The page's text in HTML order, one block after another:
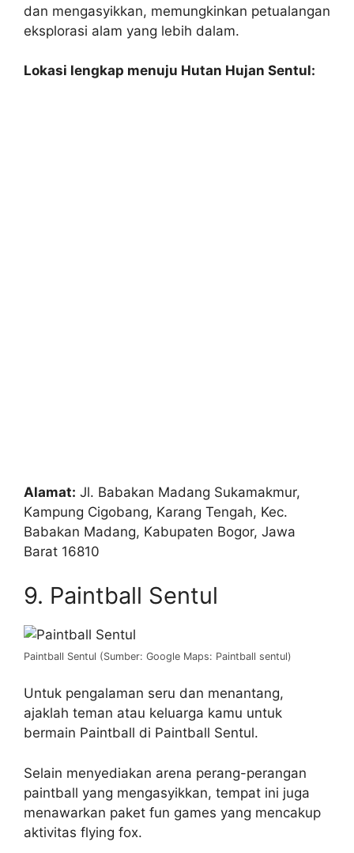
dan mengasyikkan, memungkinkan petualangan
eksplorasi alam yang lebih dalam.
Lokasi lengkap menuju Hutan Hujan Sentul:
Alamat: Jl. Babakan Madang Sukamakmur,
Kampung Cigobang, Karang Tengah, Kec.
Babakan Madang, Kabupaten Bogor, Jawa
Barat 16810
9. Paintball Sentul
Paintball Sentul (Sumber: Google Maps: Paintball sentul)
Untuk pengalaman seru dan menantang,
ajaklah teman atau keluarga kamu untuk
bermain Paintball di Paintball Sentul.
Selain menyediakan arena perang-perangan
paintball yang mengasyikkan, tempat ini juga
menawarkan paket fun games yang mencakup
aktivitas flying fox.